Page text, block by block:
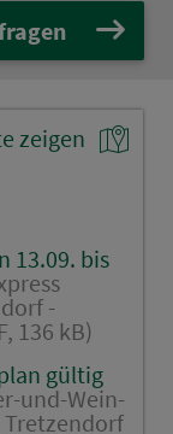
zeigen
13.09. bis
-
136 kB)
gültig
und-Wein-
Tretzendorf